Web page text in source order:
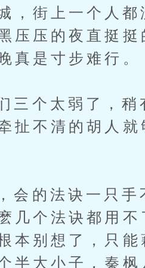
上一个人都
压压的夜直挺
真是寸步难行。
太弱了，稍
扯不清的胡人
法诀一只手
几个法诀都用
本别想了，只
大小子，秦枫